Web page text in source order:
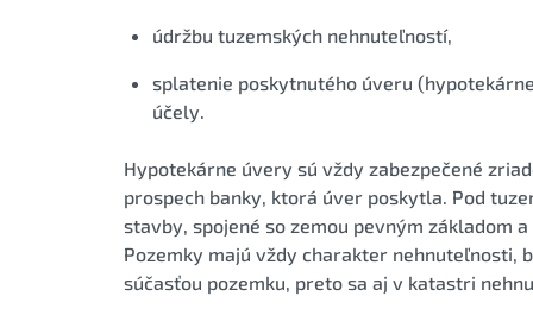
údržbu tuzemských nehnuteľností,
splatenie poskytnutého úveru
účely.
Hypotekárne úvery sú vždy zabezpečené
prospech banky, ktorá úver poskytla. Pod
stavby, spojené so zemou pevným základom
Pozemky majú vždy charakter nehnuteľnosti,
súčasťou pozemku, preto sa aj v katastri